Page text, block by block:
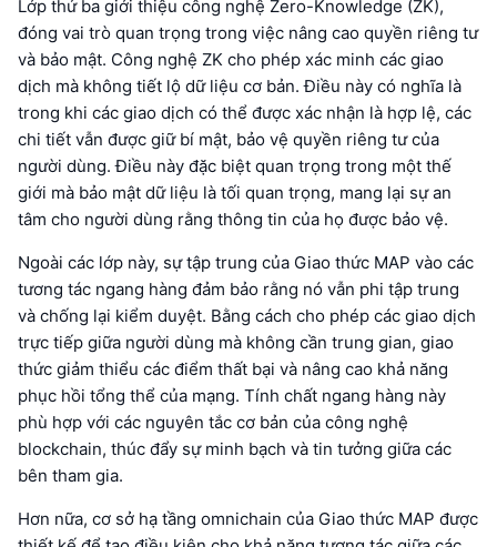
Lớp thứ ba giới thiệu công nghệ Zero-Knowledge (ZK),
đóng vai trò quan trọng trong việc nâng cao quyền riêng tư
và bảo mật. Công nghệ ZK cho phép xác minh các giao
dịch mà không tiết lộ dữ liệu cơ bản. Điều này có nghĩa là
trong khi các giao dịch có thể được xác nhận là hợp lệ, các
chi tiết vẫn được giữ bí mật, bảo vệ quyền riêng tư của
người dùng. Điều này đặc biệt quan trọng trong một thế
giới mà bảo mật dữ liệu là tối quan trọng, mang lại sự an
tâm cho người dùng rằng thông tin của họ được bảo vệ.
Ngoài các lớp này, sự tập trung của Giao thức MAP vào các
tương tác ngang hàng đảm bảo rằng nó vẫn phi tập trung
và chống lại kiểm duyệt. Bằng cách cho phép các giao dịch
trực tiếp giữa người dùng mà không cần trung gian, giao
thức giảm thiểu các điểm thất bại và nâng cao khả năng
phục hồi tổng thể của mạng. Tính chất ngang hàng này
phù hợp với các nguyên tắc cơ bản của công nghệ
blockchain, thúc đẩy sự minh bạch và tin tưởng giữa các
bên tham gia.
Hơn nữa, cơ sở hạ tầng omnichain của Giao thức MAP được